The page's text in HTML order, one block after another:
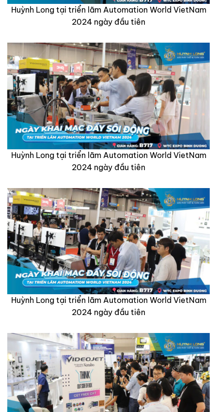
Huỳnh Long tại triển lãm Automation World VietNam
2024 ngày đầu tiên
Huỳnh Long tại triển lãm Automation World VietNam
2024 ngày đầu tiên
Huỳnh Long tại triển lãm Automation World VietNam
2024 ngày đầu tiên